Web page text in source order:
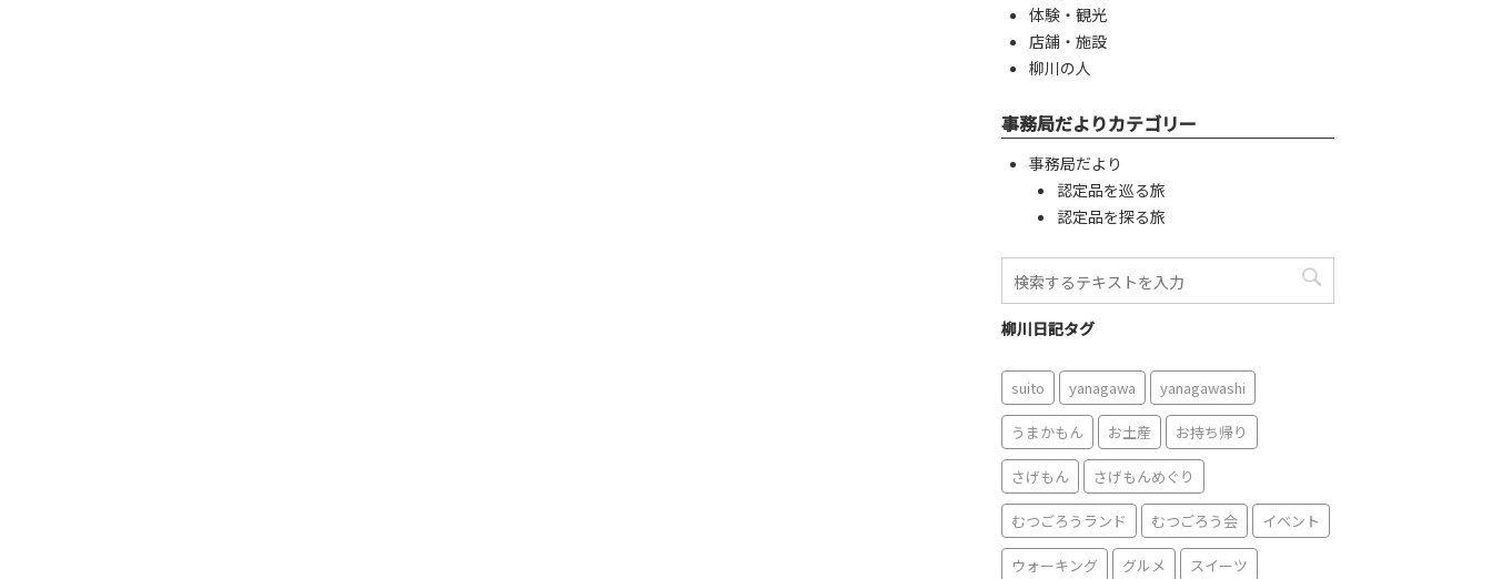
体験・観光
店舗・施設
柳川の人
事務局だよりカテゴリー
事務局だより
認定品を巡る旅
認定品を探る旅
柳川日記タグ
suito yanagawa yanagawashi
うまかもん お土産 お持ち帰り
さげもん さげもんめぐり
むつごろうランド むつごろう会 イベント
ウォーキング グルメ スイーツ